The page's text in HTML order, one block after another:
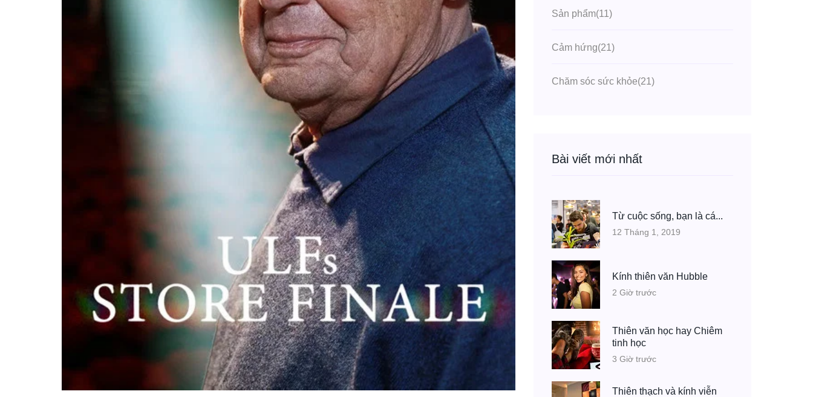
Sản phẩm(11)
Cảm hứng(21)
Chăm sóc sức khỏe(21)
Bài viết mới nhất
Từ cuộc sống, bạn là cá...
12 Tháng 1, 2019
Kính thiên văn Hubble
2 Giờ trước
Thiên văn học hay Chiêm
tinh học
3 Giờ trước
Thiên thạch và kính viễn